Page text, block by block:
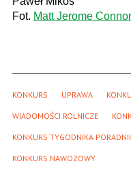
Fot. Matt Jerome Connor
KONKURS UPRAWA
WIADOMOŚCI ROLNICZE
KONKURS TYGODNIKA
KONKURS NAWOZOWY